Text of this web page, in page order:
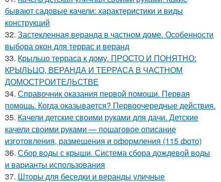
бывают садовые качели: характеристики и виды
конструкций
32. Застекленная веранда в частном доме. Особенности
выбора окон для террас и веранд
33. Крыльцо терраса к дому. ПРОСТО И ПОНЯТНО:
КРЫЛЬЦО, ВЕРАНДА И ТЕРРАСА В ЧАСТНОМ
ДОМОСТРОИТЕЛЬСТВЕ
34. Справочник оказания первой помощи. Первая
помощь. Когда оказывается? Первоочередные действия.
35. Качели детские своими руками для дачи. Детские
качели своими руками — пошаговое описание
изготовления, размещения и оформления (115 фото)
36. Сбор воды с крыши. Система сбора дождевой воды
и варианты использования
37. Шторы для беседки и веранды уличные